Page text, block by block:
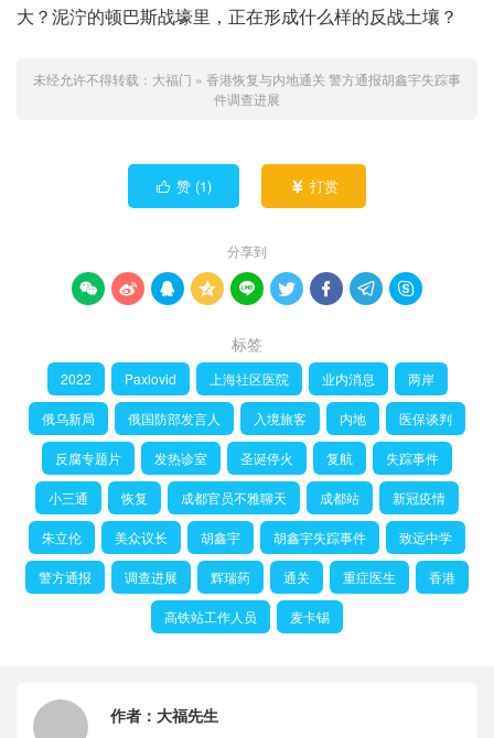
大？泥泞的顿巴斯战壕里，正在形成什么样的反战土壤？
未经允许不得转载： 大福门 » 香港恢复与内地通关 警方通报胡鑫宇失踪事
件调查进展
 赞 (1)  打赏
分享到
        
标签
2022 Paxlovid 上海社区医院 业内消息 两岸
俄乌新局 俄国防部发言人 入境旅客 内地 医保谈判
反腐专题片 发热诊室 圣诞停火 复航 失踪事件
小三通 恢复 成都官员不雅聊天 成都站 新冠疫情
朱立伦 美众议长 胡鑫宇 胡鑫宇失踪事件 致远中学
警方通报 调查进展 辉瑞药 通关 重症医生 香港
高铁站工作人员 麦卡锡
作者： 大福先生